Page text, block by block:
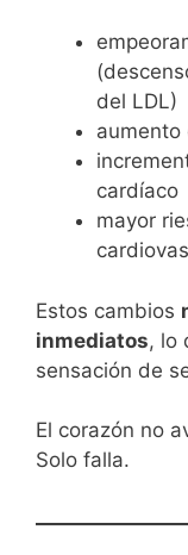
del LDL)
aumento
cardíaco
mayor
Estos cambios
inmediatos, lo
sensación de
El corazón no
Solo falla.